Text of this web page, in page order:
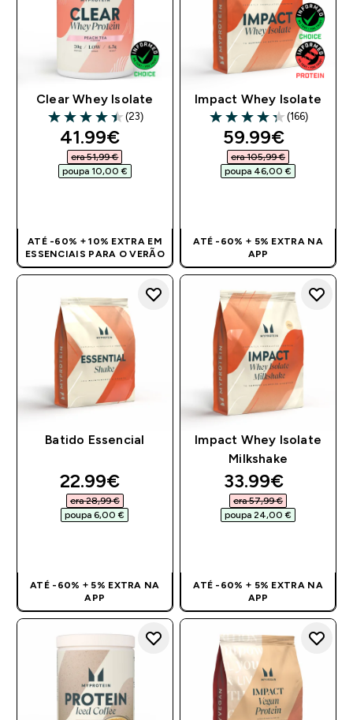
Clear Whey Isolate
4.43 out of 5 stars
(23)
discounted price
41.99€‎
era 51,99 €‎
poupa 10,00 €‎
ATÉ -60% + 10% EXTRA EM
ESSENCIAIS PARA O VERÃO
Impact Whey Isolate
4.34 out of 5 stars
(166)
discounted
59.99€‎
era 105,99 €‎
poupa 46,00 €‎
ATÉ -60% + 5% EXTRA NA
APP
Batido Essencial
discounted price
22.99€‎
era 28,99 €‎
poupa 6,00 €‎
ATÉ -60% + 5% EXTRA NA
APP
Impact Whey Isolate
Milkshake
discounted
33.99€‎
era 57,99 €‎
poupa 24,00 €‎
ATÉ -60% + 5% EXTRA NA
APP